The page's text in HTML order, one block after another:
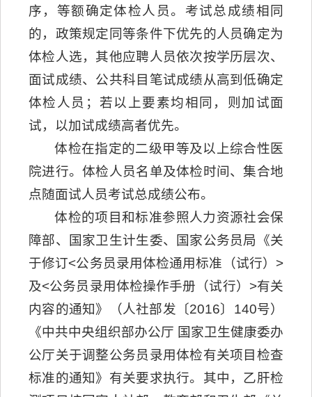
序，等额确定体检人员。考试总成绩相同
的，政策规定同等条件下优先的人员确定为
体检人选，其他应聘人员依次按学历层次、
面试成绩、公共科目笔试成绩从高到低确定
体检人员；若以上要素均相同，则加试面
试，以加试成绩高者优先。
体检在指定的二级甲等及以上综合性医
院进行。体检人员名单及体检时间、集合地
点随面试人员考试总成绩公布。
体检的项目和标准参照人力资源社会保
障部、国家卫生计生委、国家公务员局《关
于修订<公务员录用体检通用标准（试行）>
及<公务员录用体检操作手册（试行）>有关
内容的通知》（人社部发〔2016〕140号）
《中共中央组织部办公厅 国家卫生健康委办
公厅关于调整公务员录用体检有关项目检查
标准的通知》有关要求执行。其中，乙肝检